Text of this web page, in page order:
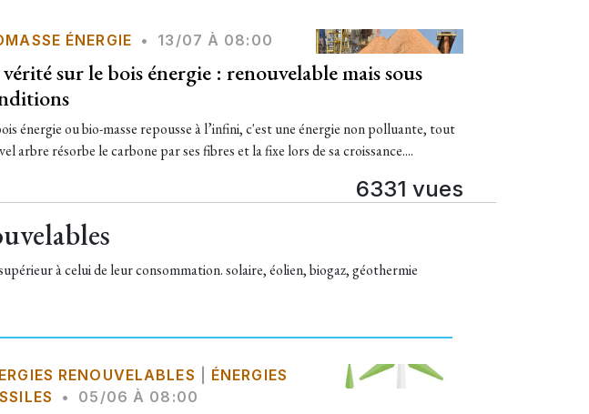
ÉNERGIE • 13/07 À 08:00
sur le bois énergie : renouvelable mais sous
énergie ou bio-masse repousse à l’infini, c'est une énergie non polluante, tout
arbre résorbe le carbone par ses fibres et la fixe lors de sa croissance....
6331 vues
à celui de leur consommation. solaire, éolien, biogaz, géothermie
RENOUVELABLES
ÉNERGIES
• 05/06 À 08:00